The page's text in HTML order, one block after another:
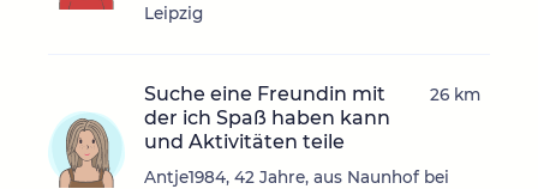
Leipzig
Suche eine Freundin mit
der ich Spaß haben kann
und Aktivitäten teile
Antje1984, 42 Jahre, aus Naunhof bei
26 km